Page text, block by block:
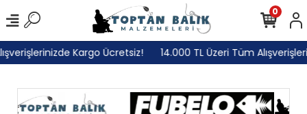
Kargo Ücretsiz! 14.000 TL Üzeri Tüm
0